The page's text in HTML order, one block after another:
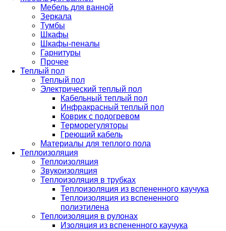
Мебель для ванной
Зеркала
Тумбы
Шкафы
Шкафы-пеналы
Гарнитуры
Прочее
Теплый пол
Теплый пол
Электрический теплый пол
Кабельный теплый пол
Инфракрасный теплый пол
Коврик с подогревом
Терморегуляторы
Греющий кабель
Материалы для теплого пола
Теплоизоляция
Теплоизоляция
Звукоизоляция
Теплоизоляция в трубках
Теплоизоляция из вспененного каучука
Теплоизоляция из вспененного
полиэтилена
Теплоизоляция в рулонах
Изоляция из вспененного каучука